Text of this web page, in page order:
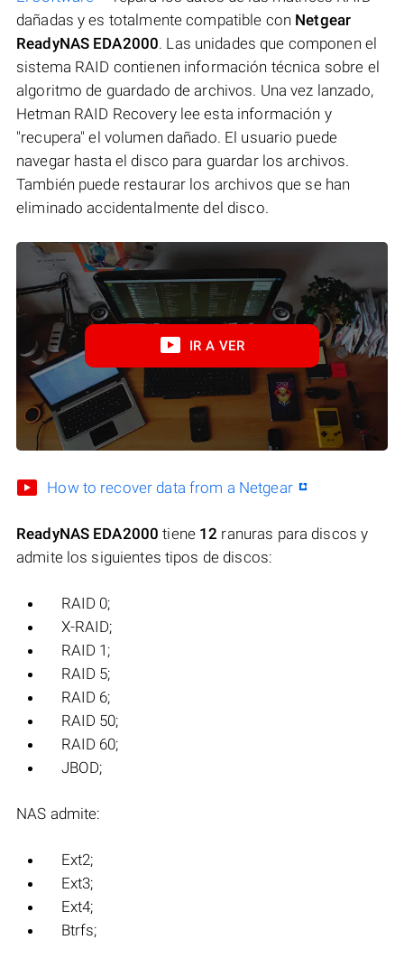
dañadas y es totalmente compatible con Netgear
ReadyNAS EDA2000. Las unidades que componen el
sistema RAID contienen información técnica sobre el
algoritmo de guardado de archivos. Una vez lanzado,
Hetman RAID Recovery lee esta información y
"recupera" el volumen dañado. El usuario puede
navegar hasta el disco para guardar los archivos.
También puede restaurar los archivos que se han
eliminado accidentalmente del disco.
IR A VER
How to recover data from a Netgear
ReadyNAS EDA2000 tiene 12 ranuras para discos y
admite los siguientes tipos de discos:
RAID 0;
X-RAID;
RAID 1;
RAID 5;
RAID 6;
RAID 50;
RAID 60;
JBOD;
NAS admite:
Ext2;
Ext3;
Ext4;
Btrfs;